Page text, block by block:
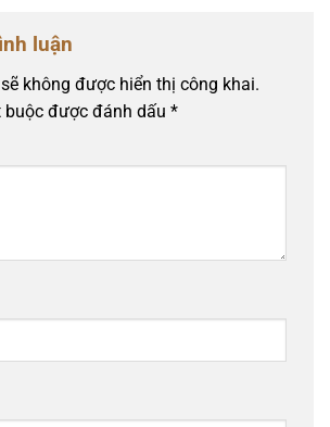
luận
không được hiển thị công khai.
buộc được đánh dấu *